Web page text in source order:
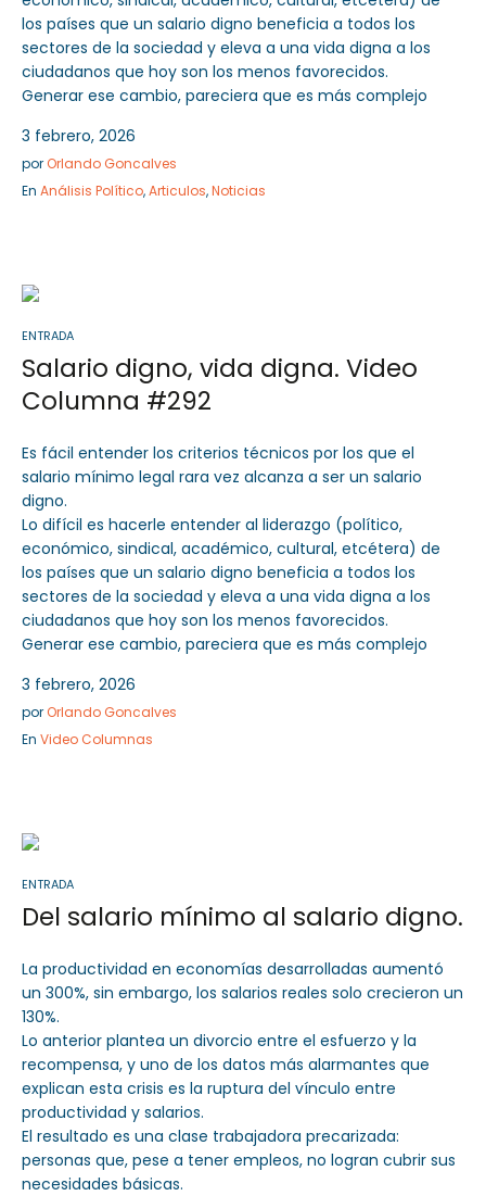
los países que un salario digno beneficia a todos los
sectores de la sociedad y eleva a una vida digna a los
ciudadanos que hoy son los menos favorecidos.
Generar ese cambio, pareciera que es más complejo
3 febrero, 2026
por Orlando Goncalves
En Análisis Político,Articulos,Noticias
ENTRADA
Salario digno, vida digna. Video
Columna #292
Es fácil entender los criterios técnicos por los que el
salario mínimo legal rara vez alcanza a ser un salario
digno.
Lo difícil es hacerle entender al liderazgo (político,
económico, sindical, académico, cultural, etcétera) de
los países que un salario digno beneficia a todos los
sectores de la sociedad y eleva a una vida digna a los
ciudadanos que hoy son los menos favorecidos.
Generar ese cambio, pareciera que es más complejo
3 febrero, 2026
por Orlando Goncalves
En Video Columnas
ENTRADA
Del salario mínimo al salario digno.
La productividad en economías desarrolladas aumentó
un 300%, sin embargo, los salarios reales solo crecieron un
130%.
Lo anterior plantea un divorcio entre el esfuerzo y la
recompensa, y uno de los datos más alarmantes que
explican esta crisis es la ruptura del vínculo entre
productividad y salarios.
El resultado es una clase trabajadora precarizada:
personas que, pese a tener empleos, no logran cubrir sus
necesidades básicas.